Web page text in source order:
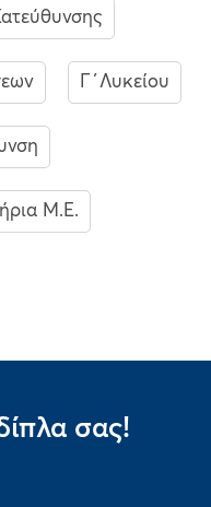
Γ΄Λυκείου
Μ.Ε.
σας!